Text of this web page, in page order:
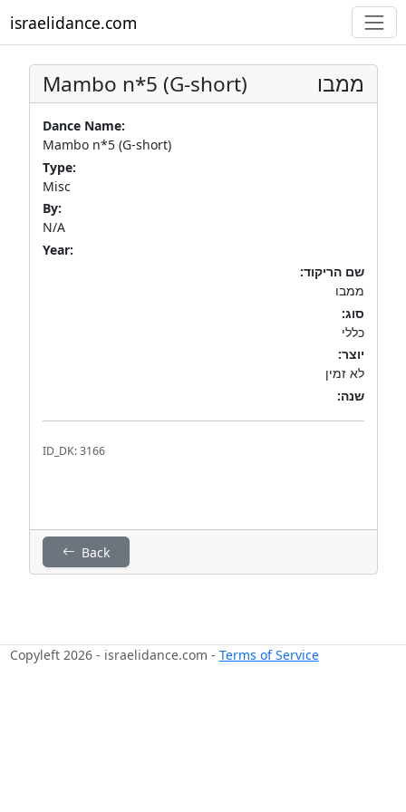
israelidance.com
Mambo n*5 (G-short) ממבו
Dance Name:
Mambo n*5 (G-short)
Type:
Misc
By:
N/A
Year:
שם הריקוד:
ממבו
סוג:
כללי
יוצר:
לא זמין
שנה:
ID_DK: 3166
Back
Copyleft 2026 - israelidance.com - Terms of Service